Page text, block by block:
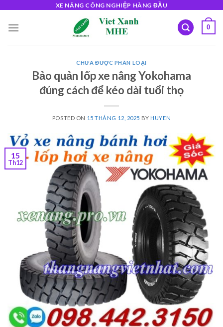
content
XE NÂNG CÔNG NGHIỆP HÀNG ĐẦU
0
CHƯA ĐƯỢC PHÂN LOẠI
Bảo quản lốp xe nâng Yokohama
đúng cách để kéo dài tuổi thọ
POSTED ON 15 THÁNG 12, 2025 BYHUYEN
15
Th12